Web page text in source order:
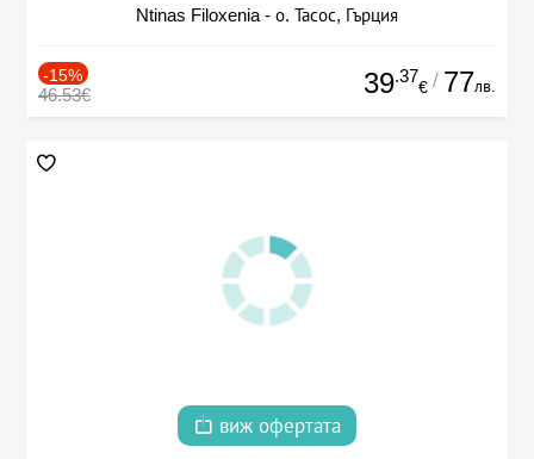
Ntinas Filoxenia - о. Тасос, Гърция
-15%
46.53€ 39.37
€ / 77лв.
виж офертата